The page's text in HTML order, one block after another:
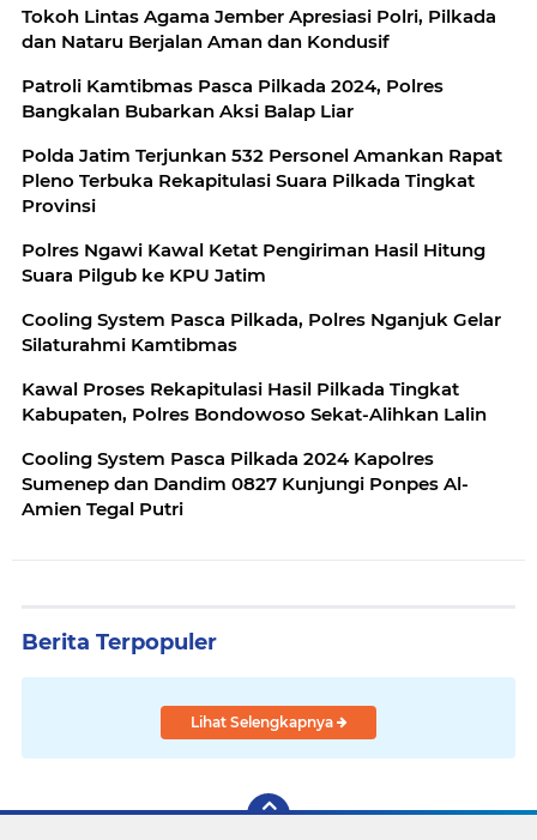
Tokoh Lintas Agama Jember Apresiasi Polri, Pilkada
dan Nataru Berjalan Aman dan Kondusif
Patroli Kamtibmas Pasca Pilkada 2024, Polres
Bangkalan Bubarkan Aksi Balap Liar
Polda Jatim Terjunkan 532 Personel Amankan Rapat
Pleno Terbuka Rekapitulasi Suara Pilkada Tingkat
Provinsi
Polres Ngawi Kawal Ketat Pengiriman Hasil Hitung
Suara Pilgub ke KPU Jatim
Cooling System Pasca Pilkada, Polres Nganjuk Gelar
Silaturahmi Kamtibmas
Kawal Proses Rekapitulasi Hasil Pilkada Tingkat
Kabupaten, Polres Bondowoso Sekat-Alihkan Lalin
Cooling System Pasca Pilkada 2024 Kapolres
Sumenep dan Dandim 0827 Kunjungi Ponpes Al-
Amien Tegal Putri
Berita Terpopuler
Lihat Selengkapnya